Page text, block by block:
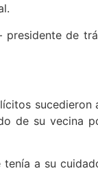
de
de su vecina
a su